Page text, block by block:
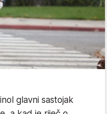
glavni sastojak